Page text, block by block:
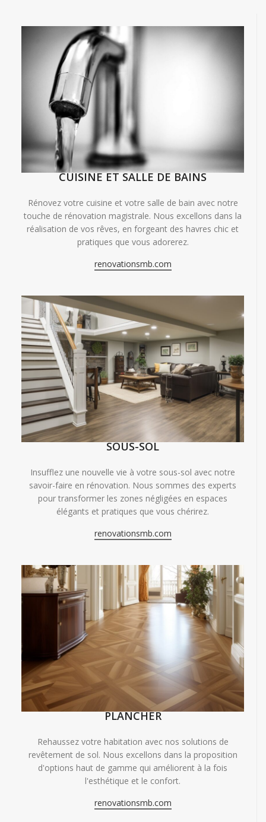
CUISINE ET SALLE DE BAINS
Rénovez votre cuisine et votre salle de bain avec notre
touche de rénovation magistrale. Nous excellons dans la
réalisation de vos rêves, en forgeant des havres chic et
pratiques que vous adorerez.
renovationsmb.com
SOUS-SOL
Insufflez une nouvelle vie à votre sous-sol avec notre
savoir-faire en rénovation. Nous sommes des experts
pour transformer les zones négligées en espaces
élégants et pratiques que vous chérirez.
renovationsmb.com
PLANCHER
Rehaussez votre habitation avec nos solutions de
revêtement de sol. Nous excellons dans la proposition
d'options haut de gamme qui améliorent à la fois
l'esthétique et le confort.
renovationsmb.com